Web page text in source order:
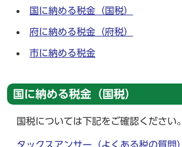
国に納める税金（国税）
府に納める税金（府税）
市に納める税金
国に納める税金（国税）
国税については下記をご確認ください。
タックスアンサー（よくある税の質問）